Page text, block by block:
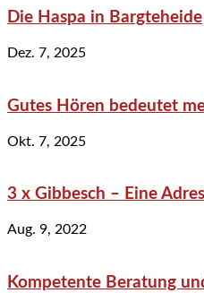
Die Haspa in Bargteheide
Dez. 7, 2025
Gutes Hören bedeutet
Okt. 7, 2025
3 x Gibbesch – Eine
Aug. 9, 2022
Kompetente Beratung